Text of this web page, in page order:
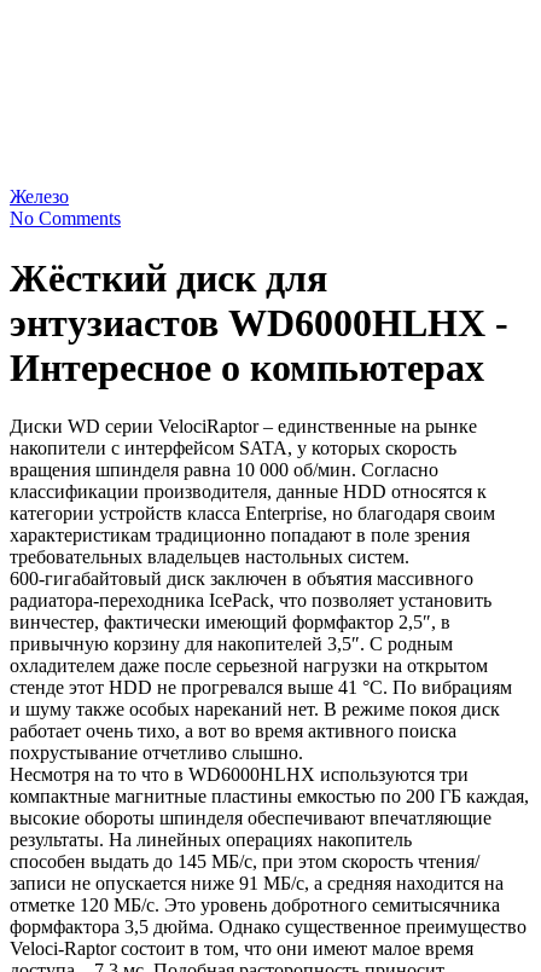
Железо
No Comments
Жёсткий диск для
энтузиастов WD6000HLHX -
Интересное о компьютерах
Диски WD серии VelociRaptor – единственные на рынке
накопители с интерфейсом SATA, у которых скорость
вращения шпинделя равна 10 000 об/мин. Согласно
классификации производителя, данные HDD относятся к
категории устройств класса Enterprise, но благодаря своим
характеристикам традиционно попадают в поле зрения
требовательных владельцев настольных систем.
600-гигабайтовый диск заключен в объятия массивного
радиатора-переходника IcePack, что позволяет установить
винчестер, фактически имеющий формфактор 2,5″, в
привычную корзину для накопителей 3,5″. С родным
охладителем даже после серьезной нагрузки на открытом
стенде этот HDD не прогревался выше 41 °С. По вибрациям
и шуму также особых нареканий нет. В режиме покоя диск
работает очень тихо, а вот во время активного поиска
похрустывание отчетливо слышно.
Несмотря на то что в WD6000HLHX используются три
компактные магнитные пластины емкостью по 200 ГБ каждая,
высокие обороты шпинделя обеспечивают впечатляющие
результаты. На линейных операциях накопитель
способен выдать до 145 МБ/с, при этом скорость чтения/
записи не опускается ниже 91 МБ/с, а средняя находится на
отметке 120 МБ/c. Это уровень добротного семитысячника
формфактора 3,5 дюйма. Однако существенное преимущество
Veloci-Raptor состоит в том, что они имеют малое время